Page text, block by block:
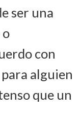
ser una
con
alguien
que un